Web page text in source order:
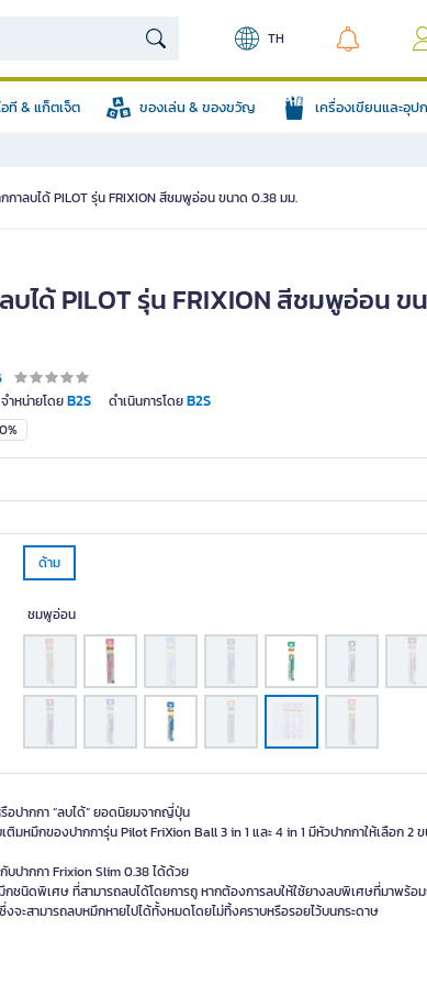
TH
อที & แก็ตเจ็ต ของเล่น & ของขวัญ เครื่องเขียนและอุ
กกาลบได้ PILOT รุ่น FRIXION สีชมพูอ่อน ขนาด 0.38 มม.
บได้ PILOT รุ่น FRIXION สีชมพูอ่อน ข
จำหน่ายโดยB2S ดำเนินการโดยB2S
ด้าม
ชมพูอ่อน
อปากกา “ลบได้” ยอดนิยมจากญี่ปุ่น
เติมหมึกของปากการุ่น Pilot FriXion Ball 3 in 1 และ 4 in 1 มีหัวปากกาให้เลือก 2
บปากกา Frixion Slim 0.38 ได้ด้วย
กชนิดพิเศษ ที่สามารถลบได้โดยการถู หากต้องการลบให้ใช้ยางลบพิเศษที่มาพร้อ
จะสามารถลบหมึกหายไปได้ทั้งหมดโดยไม่ทิ้งคราบหรือรอยไว้บนกระดาษ